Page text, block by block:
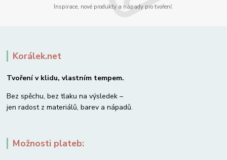
Inspirace, nové produkty a nápady pro tvoření.
Korálek.net
Tvoření v klidu, vlastním tempem.
Bez spěchu, bez tlaku na výsledek –
jen radost z materiálů, barev a nápadů.
Možnosti plateb: